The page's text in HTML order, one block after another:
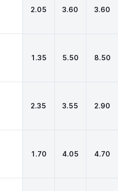
2.05 3.60 3.60
1.35 5.50 8.50
2.35 3.55 2.90
1.70 4.05 4.70